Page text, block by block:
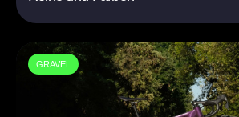
GRAVEL